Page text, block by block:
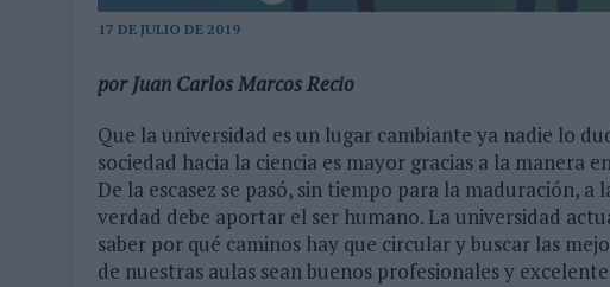
17 DE JULIO DE 2019
por Juan Carlos Marcos Recio
Que la universidad es un lugar cambiante ya nadie lo
sociedad hacia la ciencia es mayor gracias a la manera
De la escasez se pasó, sin tiempo para la maduración,
verdad debe aportar el ser humano. La universidad
saber por qué caminos hay que circular y buscar las
de nuestras aulas sean buenos profesionales y